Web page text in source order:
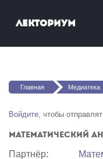
Лекториум
Вы здесь
Главная Медиатека
Войдите, чтобы
Математический
Партнёр: